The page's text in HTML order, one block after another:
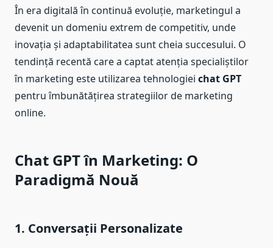
În era digitală în continuă evoluție, marketingul a
devenit un domeniu extrem de competitiv, unde
inovația și adaptabilitatea sunt cheia succesului. O
tendință recentă care a captat atenția specialiștilor
în marketing este utilizarea tehnologiei chat GPT
pentru îmbunătățirea strategiilor de marketing
online.
Chat GPT în Marketing: O
Paradigmă Nouă
1. Conversații Personalizate